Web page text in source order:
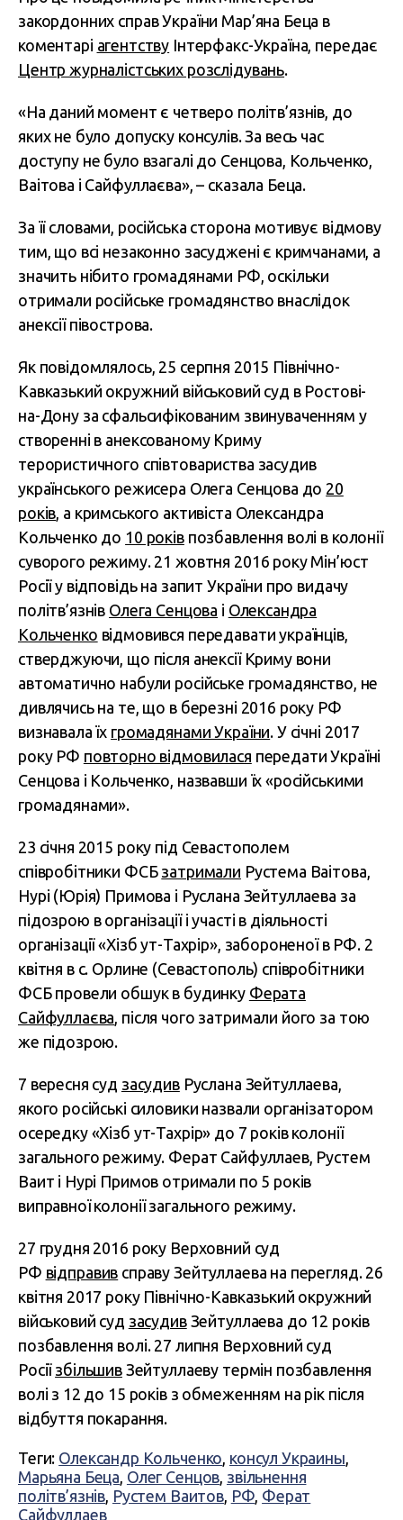
закордонних справ України Мар’яна Беца в
коментарі агентству Інтерфакс-Україна, передає
Центр журналістських розслідувань.
«На даний момент є четверо політв’язнів, до
яких не було допуску консулів. За весь час
доступу не було взагалі до Сенцова, Кольченко,
Ваітова і Сайфуллаєва», – сказала Беца.
За її словами, російська сторона мотивує відмову
тим, що всі незаконно засуджені є кримчанами, а
значить нібито громадянами РФ, оскільки
отримали російське громадянство внаслідок
анексії півострова.
Як повідомлялось, 25 серпня 2015 Північно-
Кавказький окружний військовий суд в Ростові-
на-Дону за сфальсифікованим звинуваченням у
створенні в анексованому Криму
терористичного співтовариства засудив
українського режисера Олега Сенцова до 20
років, а кримського активіста Олександра
Кольченко до 10 роківпозбавлення волі в колонії
суворого режиму. 21 жовтня 2016 року Мін’юст
Росії у відповідь на запит України про видачу
політв’язнів Олега Сенцова і Олександра
Кольченко відмовився передавати українців,
стверджуючи, що після анексії Криму вони
автоматично набули російське громадянство, не
дивлячись на те, що в березні 2016 року РФ
визнавала їх громадянами України. У січні 2017
року РФ повторно відмовилася передати Україні
Сенцова і Кольченко, назвавши їх «російськими
громадянами».
23 січня 2015 року під Севастополем
співробітники ФСБ затримали Рустема Ваітова,
Нурі (Юрія) Примова і Руслана Зейтуллаева за
підозрою в організації і участі в діяльності
організації «Хізб ут-Тахрір», забороненої в РФ. 2
квітня в с. Орлине (Севастополь) співробітники
ФСБ провели обшук в будинку Ферата
Сайфуллаєва, після чого затримали його за тою
же підозрою.
7 вересня суд засудивРуслана Зейтуллаева,
якого російські силовики назвали організатором
осередку «Хізб ут-Тахрір» до 7 років колонії
загального режиму. Ферат Сайфуллаев, Рустем
Ваит і Нурі Примов отримали по 5 років
виправної колонії загального режиму.
27 грудня 2016 року Верховний суд
РФ відправив справу Зейтуллаева на перегляд. 26
квітня 2017 року Північно-Кавказький окружний
військовий суд засудивЗейтуллаева до 12 років
позбавлення волі. 27 липня Верховний суд
Росії збільшивЗейтуллаеву термін позбавлення
волі з 12 до 15 років з обмеженням на рік після
відбуття покарання.
Теги: Олександр Кольченко, консул Украины,
Марьяна Беца, Олег Сенцов, звільнення
політв’язнів, Рустем Ваитов, РФ, Ферат
Сайфуллаев